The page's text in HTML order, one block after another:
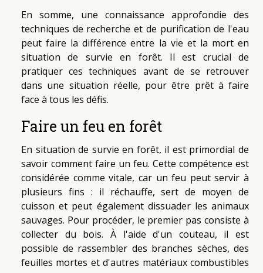
En somme, une connaissance approfondie des
techniques de recherche et de purification de l'eau
peut faire la différence entre la vie et la mort en
situation de survie en forêt. Il est crucial de
pratiquer ces techniques avant de se retrouver
dans une situation réelle, pour être prêt à faire
face à tous les défis.
Faire un feu en forêt
En situation de survie en forêt, il est primordial de
savoir comment faire un feu. Cette compétence est
considérée comme vitale, car un feu peut servir à
plusieurs fins : il réchauffe, sert de moyen de
cuisson et peut également dissuader les animaux
sauvages. Pour procéder, le premier pas consiste à
collecter du bois. À l'aide d'un couteau, il est
possible de rassembler des branches sèches, des
feuilles mortes et d'autres matériaux combustibles